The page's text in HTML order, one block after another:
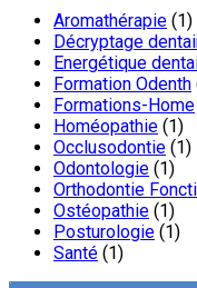
Aromathérapie (1)
Décryptage
Energétique
Formation Odenth
Formations-Home
Homéopathie (1)
Occlusodontie (1)
Odontologie (1)
Orthodontie
Ostéopathie (1)
Posturologie (1)
Santé (1)